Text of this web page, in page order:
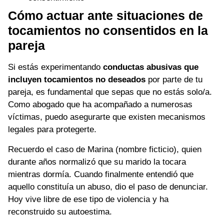
Cómo actuar ante situaciones de
tocamientos no consentidos en la
pareja
Si estás experimentando conductas abusivas que
incluyen tocamientos no deseados por parte de tu
pareja, es fundamental que sepas que no estás solo/a.
Como abogado que ha acompañado a numerosas
víctimas, puedo asegurarte que existen mecanismos
legales para protegerte.
Recuerdo el caso de Marina (nombre ficticio), quien
durante años normalizó que su marido la tocara
mientras dormía. Cuando finalmente entendió que
aquello constituía un abuso, dio el paso de denunciar.
Hoy vive libre de ese tipo de violencia y ha
reconstruido su autoestima.